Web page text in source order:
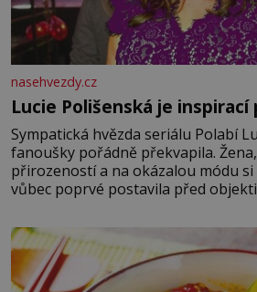
nasehvezdy.cz
Lucie Polišenská je
Sympatická hvězda seriálu Polabí
fanoušky pořádně překvapila.
přirozeností a na okázalou módu
vůbec poprvé postavila před objekti